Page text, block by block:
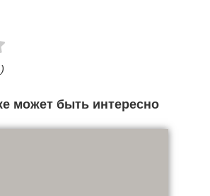
может быть интересно